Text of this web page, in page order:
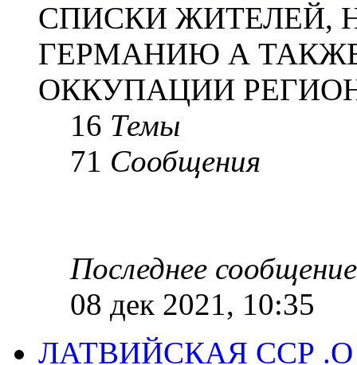
СПИСКИ ЖИТЕЛЕЙ,
ГЕРМАНИЮ А
ОККУПАЦИИ
16 Темы
71 Сообщения
Последнее сообщение
08 дек 2021, 10:35
ЛАТВИЙСКАЯ ССР